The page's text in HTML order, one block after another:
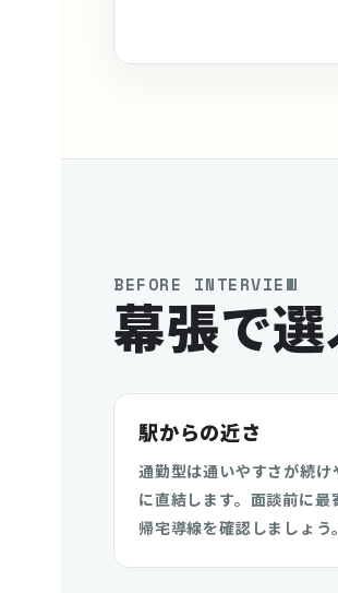
BEFORE INTERVIEW
幕張で
駅からの近さ
通勤型は通いやすさが続け
に直結します。面談前に最
帰宅導線を確認しましょう。